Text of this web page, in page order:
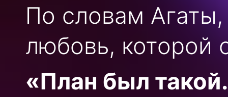
По словам
любовь, которой
«План был